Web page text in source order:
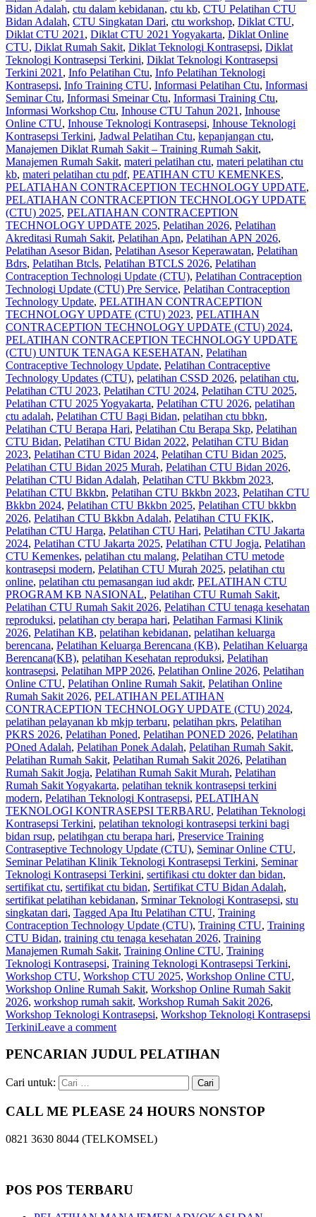
Bidan Adalah, ctu dalam kebidanan, ctu kb, CTU Pelatihan CTU
Bidan Adalah, CTU Singkatan Dari, ctu workshop, Diklat CTU,
Diklat CTU 2021 , Diklat CTU 2021 Yogyakarta, Diklat Online
CTU, Diklat Rumah Sakit, Diklat Teknologi Kontrasepsi, Diklat
Teknologi Kontrasepsi Terkini, Diklat Teknologi Kontrasepsi
Terkini 2021 , Info Pelatihan Ctu, Info Pelatihan Teknologi
Kontrasepsi, Info Training CTU, Informasi Pelatihan Ctu, Informasi
Seminar Ctu, Informasi Smeinar Ctu, Informasi Training Ctu,
Informasi Workshop Ctu, Inhouse CTU Tahun 2021 , Inhouse
Online CTU, Inhouse Teknologi Kontrasepsi, Inhouse Teknologi
Kontrasepsi Terkini, Jadwal Pelatihan Ctu, kepanjangan ctu,
Manajemen Diklat Rumah Sakit – Training Rumah Sakit,
Manajemen Rumah Sakit, materi pelatihan ctu, materi pelatihan ctu
kb, materi pelatihan ctu pdf, PEATIHAN CTU KEMENKES,
PELATIAHAN CONTRACEPTION TECHNOLOGY UPDATE,
PELATIAHAN CONTRACEPTION TECHNOLOGY UPDATE
(CTU) 2025, PELATIAHAN CONTRACEPTION
TECHNOLOGY UPDATE 2025, Pelatihan 2026, Pelatihan
Akreditasi Rumah Sakit, Pelatihan Apn, Pelatihan APN 2026,
Pelatihan Asesor Bidan, Pelatihan Asesor Keperawatan, Pelatihan
Bdrs, Pelatihan Btcls, Pelatihan BTCLS 2026, Pelatihan
Contraception Technologi Update (CTU), Pelatihan Contraception
Technologi Update (CTU) Pre Service, Pelatihan Contraception
Technology Update, PELATIHAN CONTRACEPTION
TECHNOLOGY UPDATE (CTU) 2023, PELATIHAN
CONTRACEPTION TECHNOLOGY UPDATE (CTU) 2024,
PELATIHAN CONTRACEPTION TECHNOLOGY UPDATE
(CTU) UNTUK TENAGA KESEHATAN, Pelatihan
Contraceptive Technology Update, Pelatihan Contraceptive
Technology Updates (CTU), pelatihan CSSD 2026, pelatihan ctu,
Pelatihan CTU 2023, Pelatihan CTU 2024, Pelatihan CTU 2025,
Pelatihan CTU 2025 Yogyakarta, Pelatihan CTU 2026, pelatihan
ctu adalah, Pelatihan CTU Bagi Bidan, pelatihan ctu bbkn,
Pelatihan CTU Berapa Hari, Pelatihan Ctu Berapa Skp, Pelatihan
CTU Bidan, Pelatihan CTU Bidan 2022, Pelatihan CTU Bidan
2023, Pelatihan CTU Bidan 2024, Pelatihan CTU Bidan 2025,
Pelatihan CTU Bidan 2025 Murah, Pelatihan CTU Bidan 2026,
Pelatihan CTU Bidan Adalah, Pelatihan CTU Bkkbm 2023,
Pelatihan CTU Bkkbn, Pelatihan CTU Bkkbn 2023, Pelatihan CTU
Bkkbn 2024, Pelatihan CTU Bkkbn 2025, Pelatihan CTU bkkbn
2026, Pelatihan CTU Bkkbn Adalah, Pelatihan CTU FKIK,
Pelatihan CTU Harga, Pelatihan CTU Hari, Pelatihan CTU Jakarta
2024, Pelatihan CTU Jakarta 2025, Pelatihan CTU Jogja, Pelatihan
CTU Kemenkes, pelatihan ctu malang, Pelatihan CTU metode
kontrasepsi modern, Pelatihan CTU Murah 2025, pelatihan ctu
online, pelatihan ctu pemasangan iud akdr, PELATIHAN CTU
PROGRAM KB NASIONAL, Pelatihan CTU Rumah Sakit,
Pelatihan CTU Rumah Sakit 2026, Pelatihan CTU tenaga kesehatan
reproduksi, pelatihan cty berapa hari, Pelatihan Farmasi Klinik
2026, Pelatihan KB, pelatihan kebidanan, pelatihan keluarga
berencana, Pelatihan Keluarga Berencana (KB), Pelatihan Keluarga
Berencana(KB), pelatihan Kesehatan reproduksi, Pelatihan
kontrasepsi, Pelatihan MPP 2026, Pelatihan Online 2026, Pelatihan
Online CTU, Pelatihan Online Rumah Sakit, Pelatihan Online
Rumah Sakit 2026, PELATIHAN PELATIHAN
CONTRACEPTION TECHNOLOGY UPDATE (CTU) 2024,
pelatihan pelayanan kb mkjp terbaru, pelatihan pkrs, Pelatihan
PKRS 2026, Pelatihan Poned, Pelatihan PONED 2026, Pelatihan
POned Adalah, Pelatihan Ponek Adalah, Pelatihan Rumah Sakit,
Pelatihan Rumah Sakit‎, Pelatihan Rumah Sakit 2026, Pelatihan
Rumah Sakit Jogja, Pelatihan Rumah Sakit Murah, Pelatihan
Rumah Sakit Yogyakarta, pelatihan teknik kontrasepsi terkini
modern, Pelatihan Teknologi Kontrasepsi, PELATIHAN
TEKNOLOGI KONTRASEPSI TERBARU, Pelatihan Teknologi
Kontrasepsi Terkini, pelatihan teknologi kontrasepsi terkini bagi
bidan rsup, pelatihgan ctu berapa hari, Preservice Training
Contraseptive Technology Update (CTU), Seminar Online CTU,
Seminar Pelatihan Klinik Teknologi Kontrasepsi Terkini, Seminar
Teknologi Kontrasepsi Terkini, sertifikasi ctu dokter dan bidan,
sertifikat ctu, sertifikat ctu bidan, Sertifikat CTU Bidan Adalah,
sertifikat pelatihan kebidanan, Srminar Teknologi Kontrasepsi, stu
singkatan dari, Tagged Apa Itu Pelatihan CTU, Training
Contraception Technology Update (CTU), Training CTU, Training
CTU Bidan, training ctu tenaga kesehatan 2026, Training
Manajemen Rumah Sakit, Training Online CTU, Training
Teknologi Kontrasepsi, Training Teknologi Kontrasepsi Terkini,
Workshop CTU, Workshop CTU 2025, Workshop Online CTU,
Workshop Online Rumah Sakit, Workshop Online Rumah Sakit
2026, workshop rumah sakit, Workshop Rumah Sakit 2026,
Workshop Teknologi Kontrasepsi, Workshop Teknologi Kontrasepsi
TerkiniLeave a comment
PENCARIAN JUDUL PELATIHAN
Cari untuk:
CALL ME PLEASE 24 HOURS NONSTOP
0821 3630 8044 (TELKOMSEL)
POS POS TERBARU